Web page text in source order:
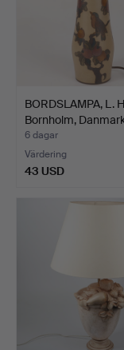
BORDSLAMPA, L.
Bornholm,
6 dagar
Värdering
43 USD